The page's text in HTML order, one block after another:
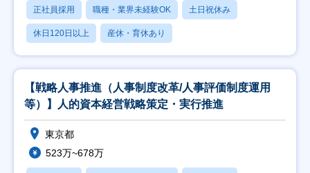
正社員採用 職種・業界未経験OK 土日祝休み
休日120日以上 産休・育休あり
【戦略人事推進（人事制度改革/人事評価制度運用
等）】人的資本経営戦略策定・実行推進
東京都
523万~678万